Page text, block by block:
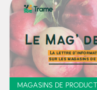
MAGASINS DE